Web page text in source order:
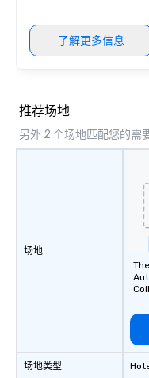
了解更多信息
推荐场地
另外 2 个场地匹配您的需
场地
场地类型